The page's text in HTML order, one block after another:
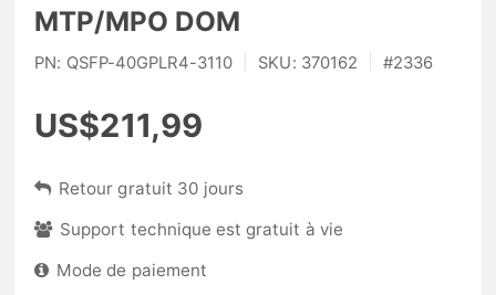
MTP/MPO DOM
PN: QSFP-40GPLR4-3110 SKU: 370162 #2336
US$211,99
Retour gratuit 30 jours
Support technique est gratuit à vie
Mode de paiement